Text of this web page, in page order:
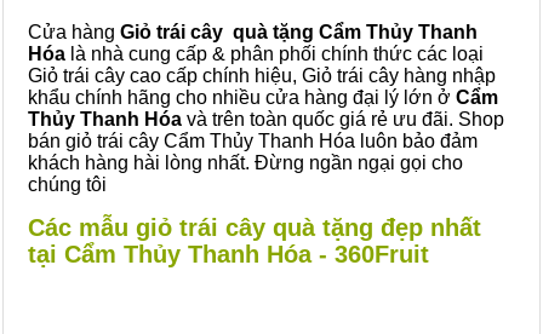
Cửa hàng Giỏ trái cây quà tặng Cẩm Thủy Thanh
Hóa là nhà cung cấp & phân phối chính thức các loại
Giỏ trái cây cao cấp chính hiệu, Giỏ trái cây hàng nhập
khẩu chính hãng cho nhiều cửa hàng đại lý lớn ở Cẩm
Thủy Thanh Hóa và trên toàn quốc giá rẻ ưu đãi. Shop
bán giỏ trái cây Cẩm Thủy Thanh Hóa luôn bảo đảm
khách hàng hài lòng nhất. Đừng ngần ngại gọi cho
chúng tôi
Các mẫu giỏ trái cây quà tặng đẹp nhất
tại Cẩm Thủy Thanh Hóa - 360Fruit